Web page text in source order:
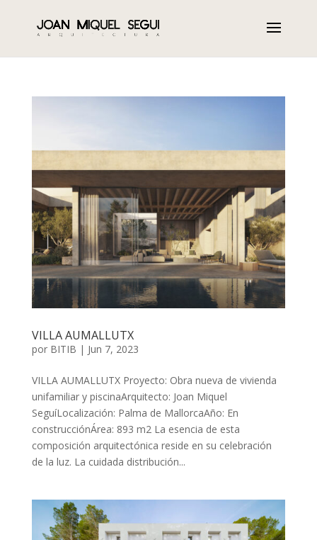
VILLA AUMALLUTX
por BITIB | Jun 7, 2023
VILLA AUMALLUTX Proyecto: Obra nueva de vivienda
unifamiliar y piscinaArquitecto: Joan Miquel
SeguíLocalización: Palma de MallorcaAño: En
construcciónÁrea: 893 m2 La esencia de esta
composición arquitectónica reside en su celebración
de la luz. La cuidada distribución...